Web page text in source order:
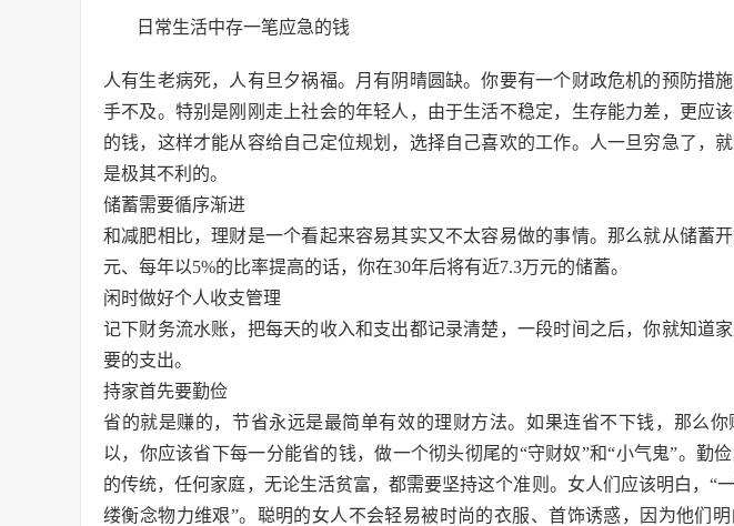
日常生活中存一笔应急的钱
人有生老病死，人有旦夕祸福。月有阴晴圆缺。你要有一个财政危机的预防措
手不及。特别是刚刚走上社会的年轻人，由于生活不稳定，生存能力差，更应
的钱，这样才能从容给自己定位规划，选择自己喜欢的工作。人一旦穷急了，
是极其不利的。
储蓄需要循序渐进
和减肥相比，理财是一个看起来容易其实又不太容易做的事情。那么就从储蓄
元、每年以5%的比率提高的话，你在30年后将有近7.3万元的储蓄。
闲时做好个人收支管理
记下财务流水账，把每天的收入和支出都记录清楚，一段时间之后，你就知道
要的支出。
持家首先要勤俭
省的就是赚的，节省永远是最简单有效的理财方法。如果连省不下钱，那么
以，你应该省下每一分能省的钱，做一个彻头彻尾的“守财奴”和“小气鬼”。勤
的传统，任何家庭，无论生活贫富，都需要坚持这个准则。女人们应该明白，“
缕衡念物力维艰”。聪明的女人不会轻易被时尚的衣服、首饰诱惑，因为他们